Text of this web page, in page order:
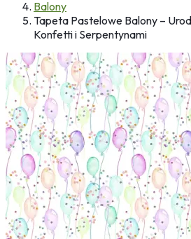
Balony
Tapeta Pastelowe Balony –
Konfetti i Serpentynami